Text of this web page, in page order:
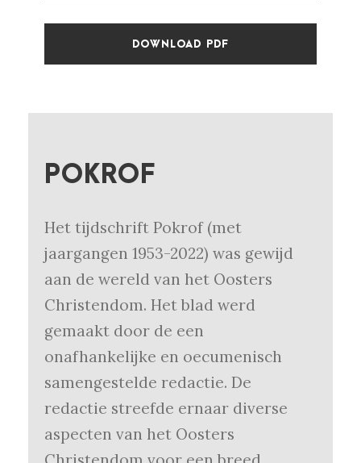
DOWNLOAD PDF
POKROF
Het tijdschrift Pokrof (met
jaargangen 1953-2022) was gewijd
aan de wereld van het Oosters
Christendom. Het blad werd
gemaakt door de een
onafhankelijke en oecumenisch
samengestelde redactie. De
redactie streefde ernaar diverse
aspecten van het Oosters